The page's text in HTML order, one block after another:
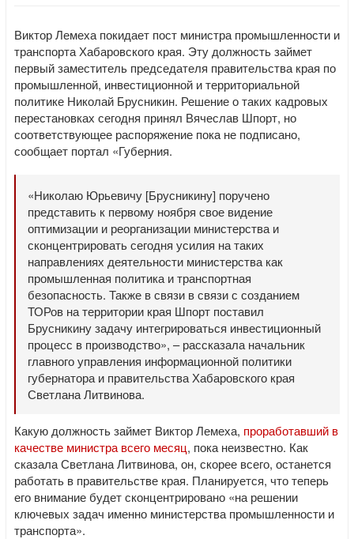
Виктор Лемеха покидает пост министра промышленности и
транспорта Хабаровского края. Эту должность займет
первый заместитель председателя правительства края по
промышленной, инвестиционной и территориальной
политике Николай Брусникин. Решение о таких кадровых
перестановках сегодня принял Вячеслав Шпорт, но
соответствующее распоряжение пока не подписано,
сообщает портал «Губерния.
«Николаю Юрьевичу [Брусникину] поручено
представить к первому ноября свое видение
оптимизации и реорганизации министерства и
сконцентрировать сегодня усилия на таких
направлениях деятельности министерства как
промышленная политика и транспортная
безопасность. Также в связи в связи с созданием
ТОРов на территории края Шпорт поставил
Брусникину задачу интегрироваться инвестиционный
процесс в производство», – рассказала начальник
главного управления информационной политики
губернатора и правительства Хабаровского края
Светлана Литвинова.
Какую должность займет Виктор Лемеха, проработавший в
качестве министра всего месяц, пока неизвестно. Как
сказала Светлана Литвинова, он, скорее всего, останется
работать в правительстве края. Планируется, что теперь
его внимание будет сконцентрировано «на решении
ключевых задач именно министерства промышленности и
транспорта».